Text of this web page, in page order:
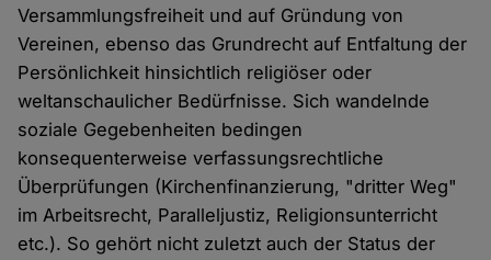
Versammlungsfreiheit und auf Gründung von
Vereinen, ebenso das Grundrecht auf Entfaltung der
Persönlichkeit hinsichtlich religiöser oder
weltanschaulicher Bedürfnisse. Sich wandelnde
soziale Gegebenheiten bedingen
konsequenterweise verfassungsrechtliche
Überprüfungen (Kirchenfinanzierung, "dritter Weg"
im Arbeitsrecht, Paralleljustiz, Religionsunterricht
etc.). So gehört nicht zuletzt auch der Status der